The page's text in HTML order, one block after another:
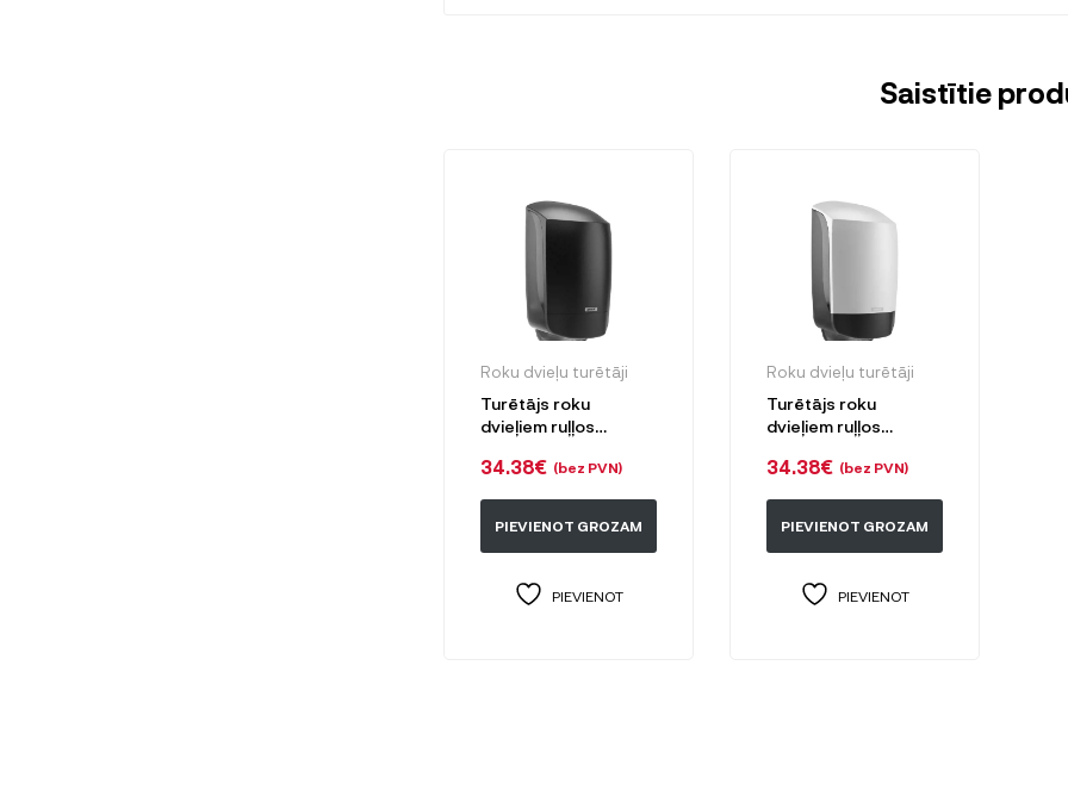
Saistītie
Roku dvieļu turētāji
Turētājs roku
dvieļiem ruļļos
S, melns
34.38€ (bez PVN)
PIEVIENOT GROZAM
PIEVIENOT
Roku dvieļu turētāji
Turētājs roku
dvieļiem ruļļos
S, balts
34.38€ (bez PVN)
PIEVIENOT GROZAM
PIEVIENOT